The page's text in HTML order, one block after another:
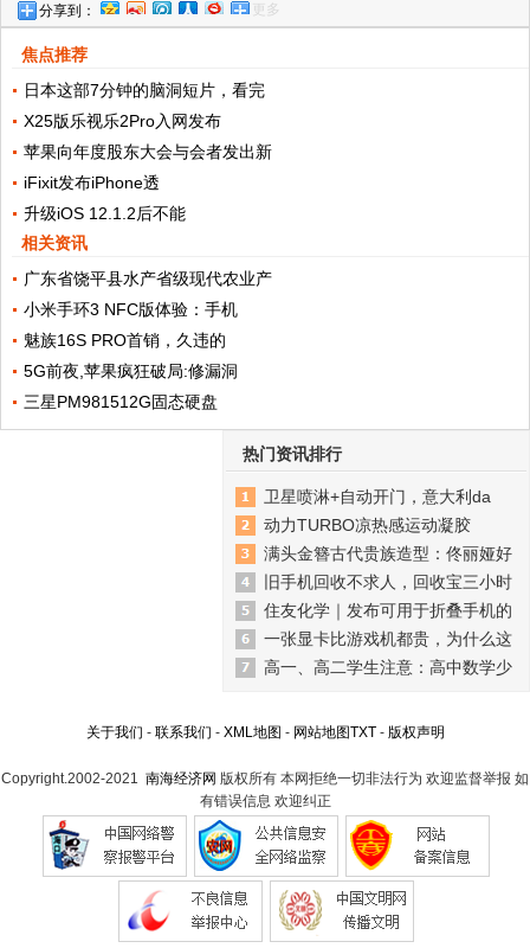
分享到： 更多
焦点推荐
日本这部7分钟的脑洞短片，看完
X25版乐视乐2Pro入网发布
苹果向年度股东大会与会者发出新
iFixit发布iPhone透
升级iOS 12.1.2后不能
相关资讯
广东省饶平县水产省级现代农业产
小米手环3 NFC版体验：手机
魅族16S PRO首销，久违的
5G前夜,苹果疯狂破局:修漏洞
三星PM981512G固态硬盘
热门资讯排行
卫星喷淋+自动开门，意大利da
动力TURBO凉热感运动凝胶
满头金簪古代贵族造型：佟丽娅好
旧手机回收不求人，回收宝三小时
住友化学｜发布可用于折叠手机的
一张显卡比游戏机都贵，为什么这
高一、高二学生注意：高中数学少
关于我们 - 联系我们 - XML地图 - 网站地图TXT- 版权声明
Copyright.2002-2021 南海经济网 版权所有 本网拒绝一切非法行为 欢迎监督举报 如
有错误信息 欢迎纠正